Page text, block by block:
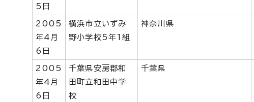
5日
2005
年4月
6日
横浜市立いずみ
野小学校5年1組
神奈川県
2005
年4月
6日
千葉県安房郡和
田町立和田中学
校
千葉県